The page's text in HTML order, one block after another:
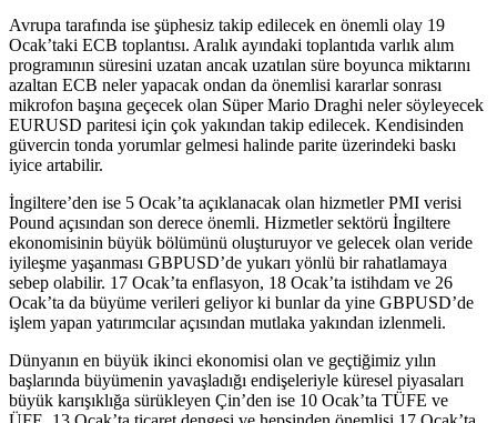
Avrupa tarafında ise şüphesiz takip edilecek en önemli olay 19
Ocak’taki ECB toplantısı. Aralık ayındaki toplantıda varlık alım
programının süresini uzatan ancak uzatılan süre boyunca miktarını
azaltan ECB neler yapacak ondan da önemlisi kararlar sonrası
mikrofon başına geçecek olan Süper Mario Draghi neler söyleyecek
EURUSD paritesi için çok yakından takip edilecek. Kendisinden
güvercin tonda yorumlar gelmesi halinde parite üzerindeki baskı
iyice artabilir.
İngiltere’den ise 5 Ocak’ta açıklanacak olan hizmetler PMI verisi
Pound açısından son derece önemli. Hizmetler sektörü İngiltere
ekonomisinin büyük bölümünü oluşturuyor ve gelecek olan veride
iyileşme yaşanması GBPUSD’de yukarı yönlü bir rahatlamaya
sebep olabilir. 17 Ocak’ta enflasyon, 18 Ocak’ta istihdam ve 26
Ocak’ta da büyüme verileri geliyor ki bunlar da yine GBPUSD’de
işlem yapan yatırımcılar açısından mutlaka yakından izlenmeli.
Dünyanın en büyük ikinci ekonomisi olan ve geçtiğimiz yılın
başlarında büyümenin yavaşladığı endişeleriyle küresel piyasaları
büyük karışıklığa sürükleyen Çin’den ise 10 Ocak’ta TÜFE ve